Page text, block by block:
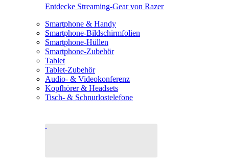
Entdecke Streaming-Gear von Razer
Smartphone & Handy
Smartphone-Bildschirmfolien
Smartphone-Hüllen
Smartphone-Zubehör
Tablet
Tablet-Zubehör
Audio- & Videokonferenz
Kopfhörer & Headsets
Tisch- & Schnurlostelefone